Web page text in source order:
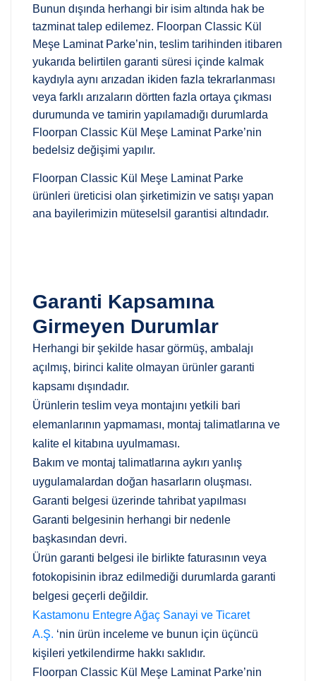
Bunun dışında herhangi bir isim altında hak be
tazminat talep edilemez. Floorpan Classic Kül
Meşe Laminat Parke’nin, teslim tarihinden itibaren
yukarıda belirtilen garanti süresi içinde kalmak
kaydıyla aynı arızadan ikiden fazla tekrarlanması
veya farklı arızaların dörtten fazla ortaya çıkması
durumunda ve tamirin yapılamadığı durumlarda
Floorpan Classic Kül Meşe Laminat Parke’nin
bedelsiz değişimi yapılır.
Floorpan Classic Kül Meşe Laminat Parke
ürünleri üreticisi olan şirketimizin ve satışı yapan
ana bayilerimizin müteselsil garantisi altındadır.
Garanti Kapsamına
Girmeyen Durumlar
Herhangi bir şekilde hasar görmüş, ambalajı
açılmış, birinci kalite olmayan ürünler garanti
kapsamı dışındadır.
Ürünlerin teslim veya montajını yetkili bari
elemanlarının yapmaması, montaj talimatlarına ve
kalite el kitabına uyulmaması.
Bakım ve montaj talimatlarına aykırı yanlış
uygulamalardan doğan hasarların oluşması.
Garanti belgesi üzerinde tahribat yapılması
Garanti belgesinin herhangi bir nedenle
başkasından devri.
Ürün garanti belgesi ile birlikte faturasının veya
fotokopisinin ibraz edilmediği durumlarda garanti
belgesi geçerli değildir.
Kastamonu Entegre Ağaç Sanayi ve Ticaret
A.Ş. ‘nin ürün inceleme ve bunun için üçüncü
kişileri yetkilendirme hakkı saklıdır.
Floorpan Classic Kül Meşe Laminat Parke’nin